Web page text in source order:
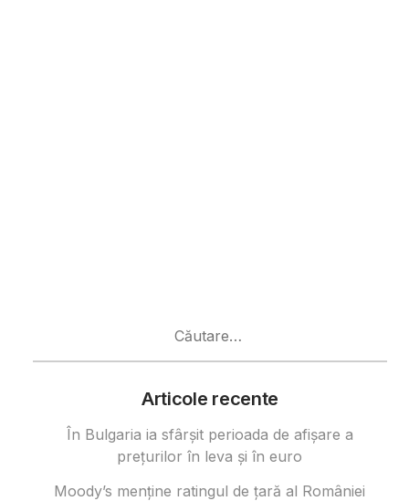
Articole recente
În Bulgaria ia sfârşit perioada de afișare a
prețurilor în ​​leva și în euro
Moody’s menține ratingul de țară al României